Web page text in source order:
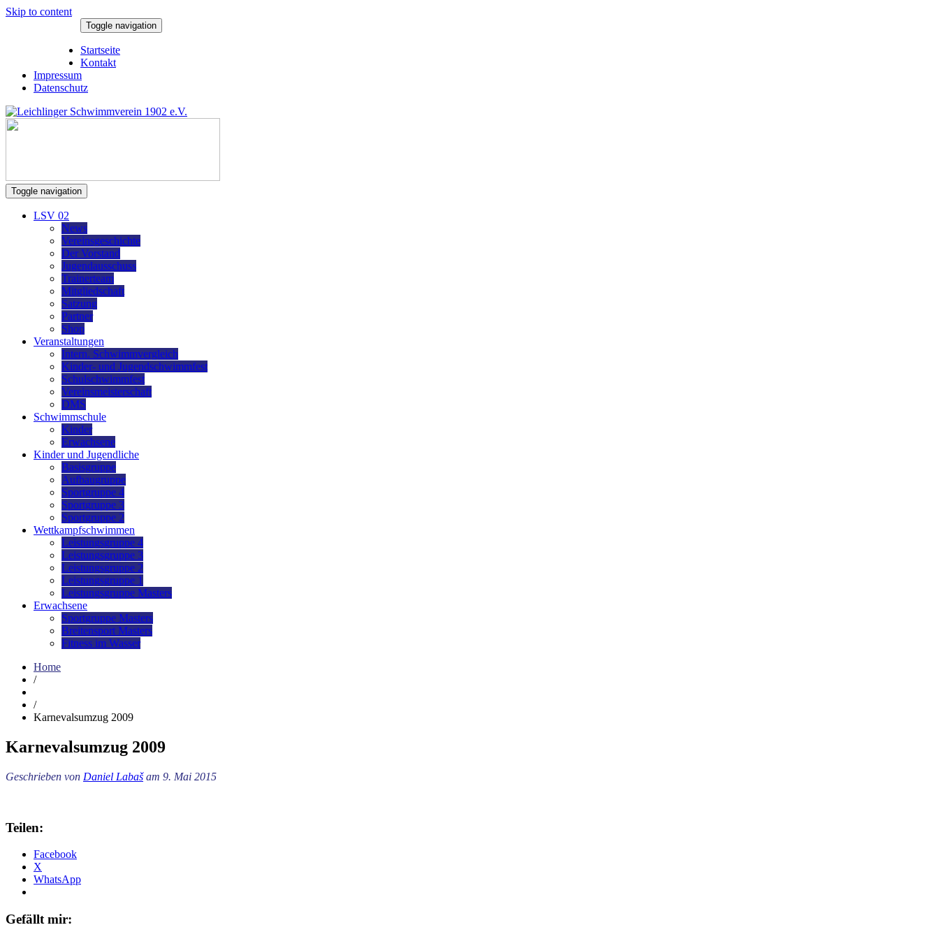
Skip to content
Toggle navigation
Startseite
Kontakt
Impressum
Datenschutz
Toggle navigation
LSV 02
News
Vereinsgeschichte
Der Vorstand
Jugendausschuss
Trainerteam
Mitgliedschaft
Satzung
Partner
Shop
Veranstaltungen
Intern. Schwimmvergleich
Kinder- und Jugendschwimmfest
Schulschwimmfest
Vereinsmeisterschaft
DMS
Schwimmschule
Kinder
Erwachsene
Kinder und Jugendliche
Basisgruppe
Aufbaugruppe
Sportgruppe 4
Sportgruppe 3
Sportgruppe 2
Wettkampfschwimmen
Leistungsgruppe 4
Leistungsgruppe 3
Leistungsgruppe 2
Leistungsgruppe 1
Leistungsgruppe Masters
Erwachsene
Sportgruppe Masters
Breitensport Masters
Fitness im Wasser
Home
/
/
Karnevalsumzug 2009
Karnevalsumzug 2009
Geschrieben von Daniel Labašam 9. Mai 2015
Teilen:
Facebook
X
WhatsApp
Gefällt mir: